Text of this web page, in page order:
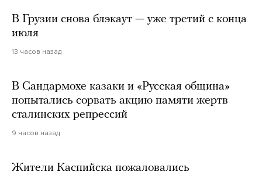
В Грузии снова блэкаут — уже третий с конца
июля
13 часов назад
В Сандармохе казаки и «Русская община»
попытались сорвать акцию памяти жертв
сталинских репрессий
9 часов назад
Жители Каспийска пожаловались